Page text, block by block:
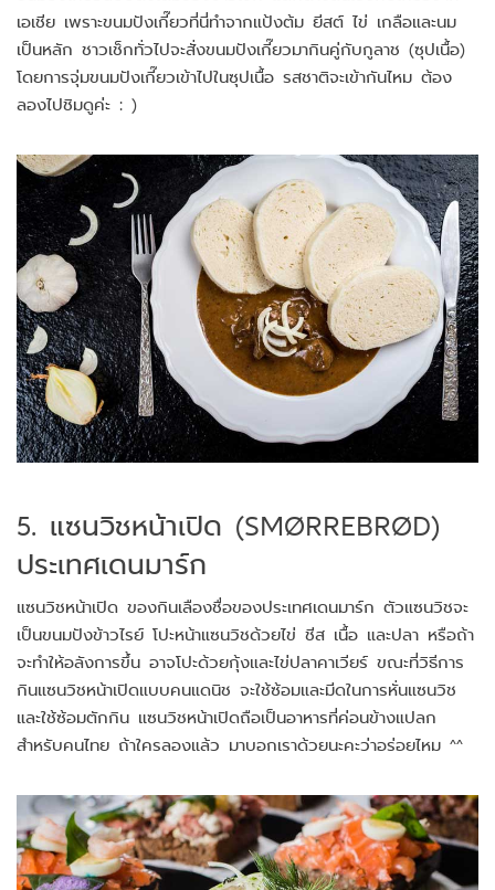
เอเชีย เพราะขนมปังเกี๊ยวที่นี่ทำจากแป้งต้ม ยีสต์ ไข่ เกลือและนม
เป็นหลัก ชาวเช็กทั่วไปจะสั่งขนมปังเกี๊ยวมากินคู่กับกูลาช (ซุปเนื้อ)
โดยการจุ่มขนมปังเกี๊ยวเข้าไปในซุปเนื้อ รสชาติจะเข้ากันไหม ต้อง
ลองไปชิมดูค่ะ : )
5. แซนวิชหน้าเปิด (SMØRREBRØD)
ประเทศเดนมาร์ก
แซนวิชหน้าเปิด ของกินเลืองชื่อของประเทศเดนมาร์ก ตัวแซนวิชจะ
เป็นขนมปังข้าวไรย์ โปะหน้าแซนวิชด้วยไข่ ชีส เนื้อ และปลา หรือถ้า
จะทำให้อลังการขึ้น อาจโปะด้วยกุ้งและไข่ปลาคาเวียร์ ขณะที่วิธีการ
กินแซนวิชหน้าเปิดแบบคนแดนิช จะใช้ซ้อมและมีดในการหั่นแซนวิช
และใช้ซ้อมตักกิน แซนวิชหน้าเปิดถือเป็นอาหารที่ค่อนข้างแปลก
สำหรับคนไทย ถ้าใครลองแล้ว มาบอกเราด้วยนะคะว่าอร่อยไหม ^^